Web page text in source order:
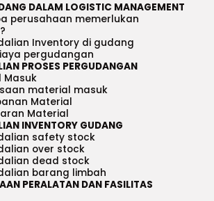
DALAM LOGISTIC MANAGEMENT
perusahaan memerlukan
Inventory di gudang
pergudangan
PROSES PERGUDANGAN
Masuk
material masuk
Material
Material
INVENTORY GUDANG
safety stock
over stock
dead stock
barang limbah
PERALATAN DAN FASILITAS